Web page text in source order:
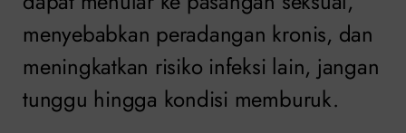
menyebabkan peradangan kronis, dan
meningkatkan risiko infeksi lain, jangan
tunggu hingga kondisi memburuk.